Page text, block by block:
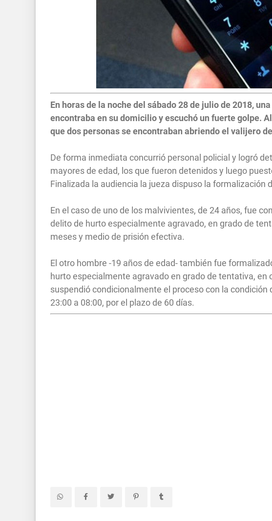
En horas de la noche del sábado 28 de julio de 2018,
encontraba en su domicilio y escuchó un fuerte golpe.
que dos personas se encontraban abriendo el valijero
De forma inmediata concurrió personal policial y logró
mayores de edad, los que fueron detenidos y luego
Finalizada la audiencia la jueza dispuso la formalización
En el caso de uno de los malvivientes, de 24 años, fue
delito de hurto especialmente agravado, en grado de
meses y medio de prisión efectiva.
El otro hombre -19 años de edad- también fue
hurto especialmente agravado en grado de tentativa,
suspendió condicionalmente el proceso con la
23:00 a 08:00, por el plazo de 60 días.